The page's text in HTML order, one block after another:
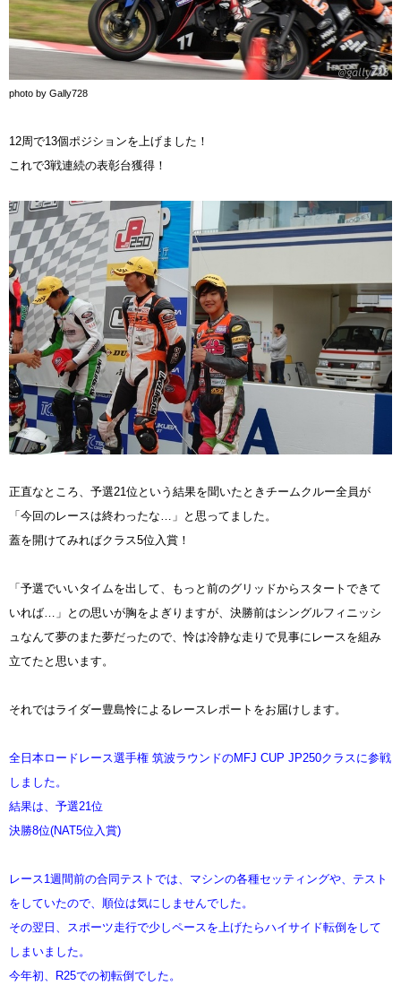
photo by Gally728
12周で13個ポジションを上げました！
これで3戦連続の表彰台獲得！
正直なところ、予選21位という結果を聞いたときチームクルー全員が
「今回のレースは終わったな…」と思ってました。
蓋を開けてみればクラス5位入賞！
「予選でいいタイムを出して、もっと前のグリッドからスタートできて
いれば…」との思いが胸をよぎりますが、決勝前はシングルフィニッシ
ュなんて夢のまた夢だったので、怜は冷静な走りで見事にレースを組み
立てたと思います。
それではライダー豊島怜によるレースレポートをお届けします。
全日本ロードレース選手権 筑波ラウンドのMFJ CUP JP250クラスに参戦
しました。
結果は、予選21位
決勝8位(NAT5位入賞)
レース1週間前の合同テストでは、マシンの各種セッティングや、テスト
をしていたので、順位は気にしませんでした。
その翌日、スポーツ走行で少しペースを上げたらハイサイド転倒をして
しまいました。
今年初、R25での初転倒でした。